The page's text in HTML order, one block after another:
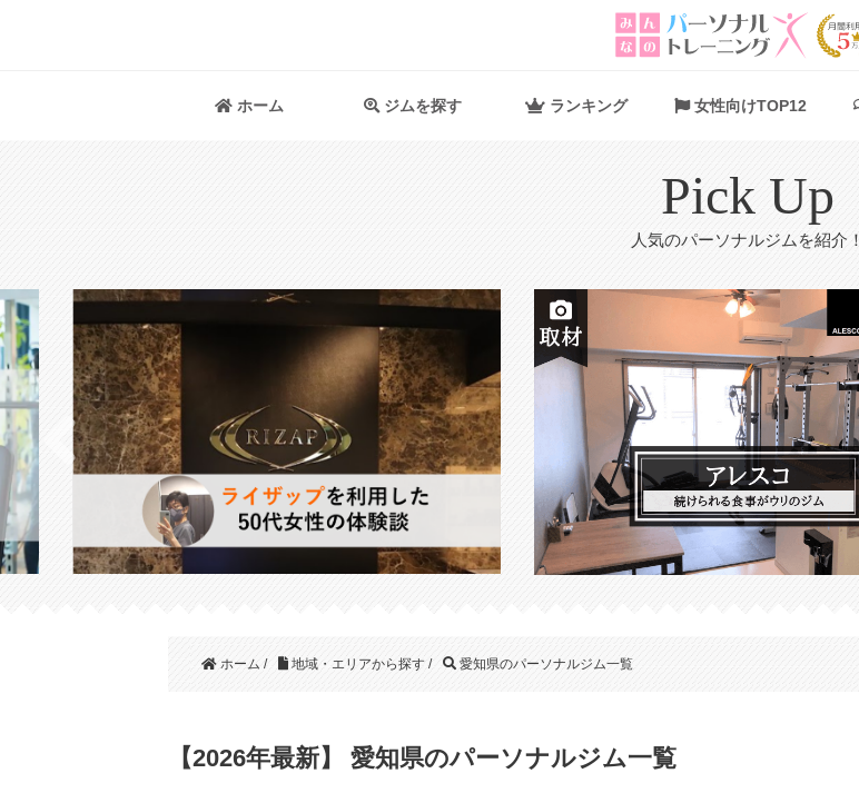
ホーム ジムを探す ランキング 女性向けTOP12
Pick Up
人気のパーソナルジムを紹介！
ホーム / 地域・エリアから探す / 愛知県のパーソナルジム一覧
【2026年最新】 愛知県のパーソナルジム一覧